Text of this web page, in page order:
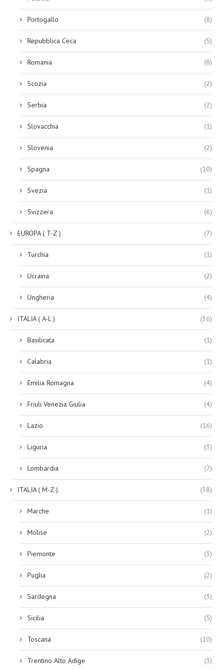
Portogallo (8)
Repubblica Ceca (5)
Romania (8)
Scozia (2)
Serbia (2)
Slovacchia (1)
Slovenia (2)
Spagna (10)
Svezia (1)
Svizzera (6)
EUROPA ( T-Z ) (7)
Turchia (1)
Ucraina (2)
Ungheria (4)
ITALIA ( A-L ) (36)
Basilicata (1)
Calabria (1)
Emilia Romagna (4)
Friuli Venezia Giulia (4)
Lazio (16)
Liguria (3)
Lombardia (7)
ITALIA ( M-Z ) (38)
Marche (1)
Molise (2)
Piemonte (3)
Puglia (2)
Sardegna (3)
Sicilia (5)
Toscana (10)
Trentino Alto Adige (3)